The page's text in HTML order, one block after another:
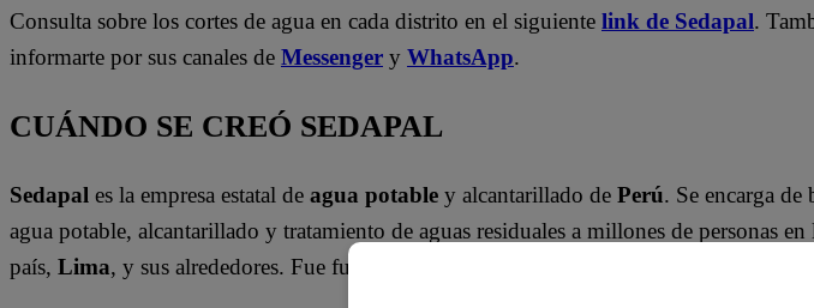
Consulta sobre los cortes de agua en cada distrito en el siguiente link de Sedapal.
informarte por sus canales de Messenger y WhatsApp.
CUÁNDO SE CREÓ SEDAPAL
Sedapal es la empresa estatal de agua potable y alcantarillado de Perú. Se encarga
agua potable, alcantarillado y tratamiento de aguas residuales a millones de personas
país, Lima, y sus alrededores. Fue fundada en 1962 y es una de las empresas más